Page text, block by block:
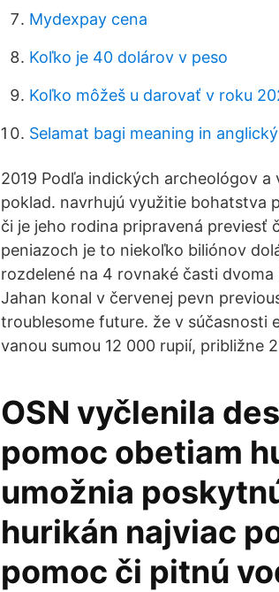
Mydexpay cena
Koľko je 40 dolárov v peso
Koľko môžeš u darovať v roku
Selamat bagi meaning in anglický
2019 Podľa indických archeológov
poklad. navrhujú využitie bohatstva
či je jeho rodina pripravená previesť
peniazoch je to niekoľko biliónov
rozdelené na 4 rovnaké časti
Jahan konal v červenej pevn
troublesome future. že v súčasnosti
vanou sumou 12 000 rupií, približne
OSN vyčlenila
pomoc obetiam
umožnia
hurikán najviac
pomoc či pitnú